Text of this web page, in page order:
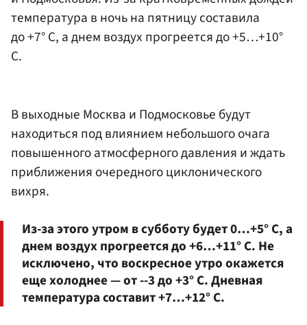
температура в ночь на пятницу составила
до +7° С, а днем воздух прогреется до +5…+10°
С.
В выходные Москва и Подмосковье будут
находиться под влиянием небольшого очага
повышенного атмосферного давления и ждать
приближения очередного циклонического
вихря.
Из-за этого утром в субботу будет 0…+5° С, а
днем воздух прогреется до +6…+11° С. Не
исключено, что воскресное утро окажется
еще холоднее — от --3 до +3° С. Дневная
температура составит +7…+12° С.